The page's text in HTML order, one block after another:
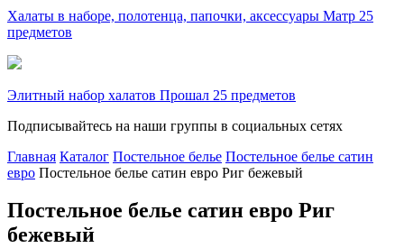
Халаты в наборе, полотенца, папочки, аксессуары Матр 25
предметов
Элитный набор халатов Прошал 25 предметов
Подписывайтесь на наши группы в социальных сетях
Главная Каталог Постельное белье Постельное белье сатин
евро Постельное белье сатин евро Риг бежевый
Постельное белье сатин евро Риг
бежевый